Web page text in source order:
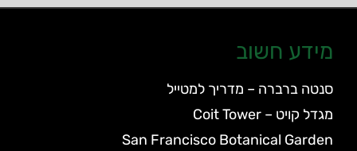
מידע חשוב
סנטה ברברה – מדריך למטייל
מגדל קויט – Coit Tower
San Francisco Botanical Garden